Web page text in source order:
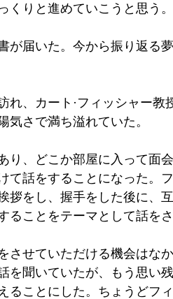
くりと進めていこうと思う。
が届いた。今から振り返る
れ、カート·フィッシャー教
気さで満ち溢れていた。
り、どこか部屋に入って面
て話をすることになった。
拶をし、握手をした後に、
ることをテーマとして話を
させていただける機会はな
を聞いていたが、もう思い
ることにした。ちょうどフ